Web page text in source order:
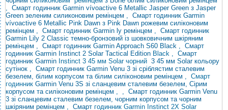
, Смарт годинник Garmin vívoactive 6 Metallic Jasper Green з Jasper
Green зеленим силиконовим ремінцем , Смарт годинник Garmin
vívoactive 6 Metallic Pink Dawn з Pink Dawn рожевим силіконовим
ремінцем , Смарт годинник Garmin ly ремінцем , Смарт годинник
Garmin Lily 2 Classic темно-бронзовий із шовковичним шкіряним
ремінцем , Смарт годинник Garmin Approach S60 Black , Смарт
годинник Garmin Instinct 2 Solar Tactical Edition Black , Смарт
годинник Garmin Instinct 3 45 мм Solar чорний 3 45 мм Solar кольору
сутінок , Смарт годинник Garmin Venu 3 зі сріблястим сталевим
безелем, білим корпусом та білим силіконовим ремінцем , Смарт
годинник Garmin Venu 3S зі сланцевим сталевим безелем, Сірим
корпусом та силіконовим ремінцем , , Смарт годинник Garmin Venu
3 зі сланцевим сталевим безелем, чорним корпусом та чорним
шкіряним ремінцем , Смарт годинник Garmin Instinct 2X Solar